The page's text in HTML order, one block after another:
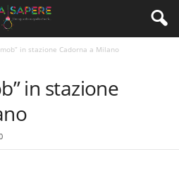
in stazione Cadorna a Milano
in stazione